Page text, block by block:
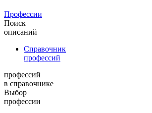
Профессии
Поиск
описаний
Справочник
профессий
профессий
в справочнике
Выбор
профессии